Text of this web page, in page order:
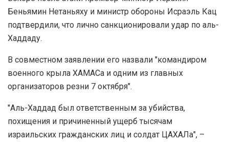
Беньямин Нетаньяху и министр обороны Исраэль Кац
подтвердили, что лично санкционировали удар по аль-
Хаддаду.
В совместном заявлении его назвали "командиром
военного крыла ХАМАСа и одним из главных
организаторов резни 7 октября".
"Аль-Хаддад был ответственным за убийства,
похищения и причиненный ущерб тысячам
израильских гражданских лиц и солдат ЦАХАЛа", –